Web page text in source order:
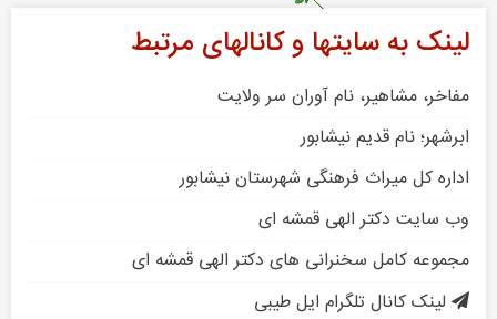
لینک به سایتها و کانالهای مرتبط
مفاخر، مشاهیر، نام آوران سر ولایت
ابرشهر؛ نام قدیم نیشابور
اداره کل میراث فرهنگی شهرستان نیشابور
وب سایت دکتر الهی قمشه ای
مجموعه کامل سخنرانی های دکتر الهی قمشه ای
لینک کانال تلگرام ایل طیبی